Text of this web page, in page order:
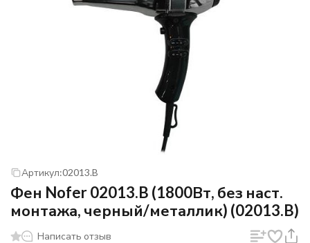
Артикул:02013.B
Фен Nofer 02013.B (1800Вт, без наст.
монтажа, черный/металлик) (02013.B)
Написать отзыв